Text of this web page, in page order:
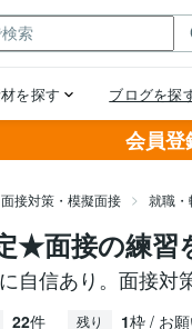
会員登
面接対策・模擬面接 就職
★面接の練習
自信あり。面接対
22件 残り 1枠 / お願